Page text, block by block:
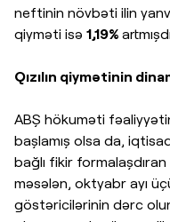
neftinin növbəti ilin
qiyməti isə 1,19%
Qızılın qiymətinin
ABŞ hökuməti
başlamış olsa da,
bağlı fikir
məsələn, oktyabr ayı
göstəricilərinin dərc